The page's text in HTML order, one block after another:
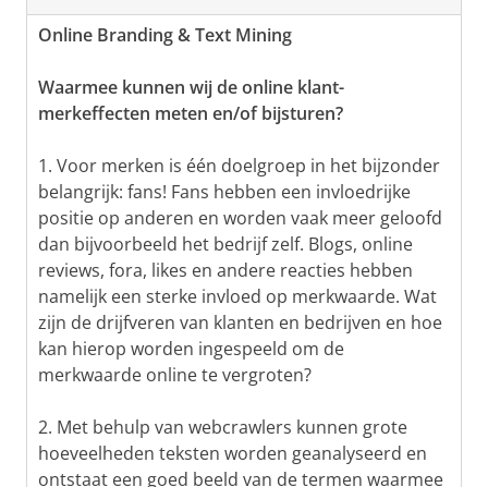
Online Branding & Text Mining
Waarmee kunnen wij de online klant-
merkeffecten meten en/of bijsturen?
1. Voor merken is één doelgroep in het bijzonder
belangrijk: fans! Fans hebben een invloedrijke
positie op anderen en worden vaak meer geloofd
dan bijvoorbeeld het bedrijf zelf. Blogs, online
reviews, fora, likes en andere reacties hebben
namelijk een sterke invloed op merkwaarde. Wat
zijn de drijfveren van klanten en bedrijven en hoe
kan hierop worden ingespeeld om de
merkwaarde online te vergroten?
2. Met behulp van webcrawlers kunnen grote
hoeveelheden teksten worden geanalyseerd en
ontstaat een goed beeld van de termen waarmee